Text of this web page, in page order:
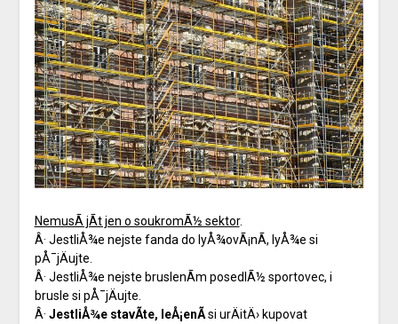
NemusÃ­ jÃ­t jen o soukromÃ½ sektor.
Â· JestliÅ¾e nejste fanda do lyÅ¾ovÃ¡nÃ­, lyÅ¾e si
pÅ¯jÄujte.
Â· JestliÅ¾e nejste bruslenÃ­m posedlÃ½ sportovec, i
brusle si pÅ¯jÄujte.
Â· JestliÅ¾e stavÃ­te, leÅ¡enÃ­si urÄitÄ› kupovat